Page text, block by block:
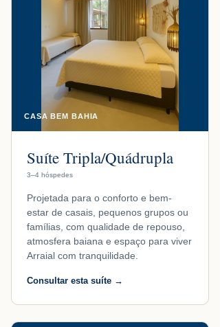
CASA BEM BAHIA
Suíte Tripla/Quádrupla
3–4 hóspedes
Projetada para o conforto e bem-
estar de casais, pequenos grupos ou
famílias, com qualidade de repouso,
atmosfera baiana e espaço para viver
Arraial com tranquilidade.
Consultar esta suíte →